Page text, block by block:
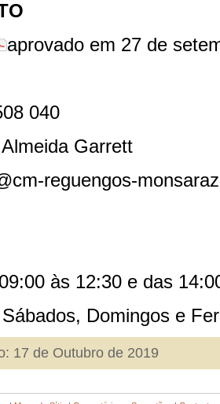
aprovado em 27 de
040
Garrett
reguengos-
às 12:30 e das
Domingos e
17 de Outubro de 2019